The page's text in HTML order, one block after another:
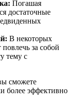
Погашая
достаточные
В некоторых
за собой
тему с
сможете
более эффективно